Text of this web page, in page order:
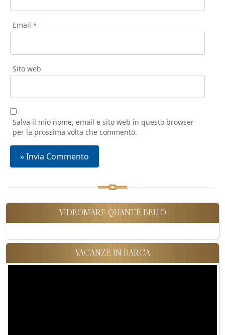
Email *
Sito web
Salva il mio nome, email e sito web in questo browser
per la prossima volta che commento.
VIDEOMARE QUANT'È BELLO
VACANZE IN BARCA